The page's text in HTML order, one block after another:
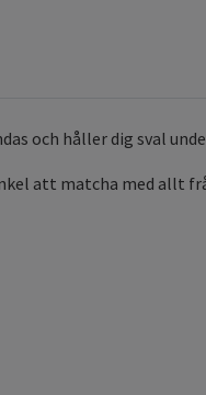
och håller dig sval
att matcha med allt